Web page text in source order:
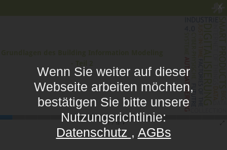
Wenn Sie weiter auf dieser
Webseite arbeiten möchten,
bestätigen Sie bitte unsere
Nutzungsrichtlinie:
Datenschutz
AGBs
x